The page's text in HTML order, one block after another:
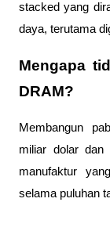
stacked yang
daya, terutama
Mengapa
DRAM?
Membangun
miliar dolar dan
manufaktur
selama puluhan